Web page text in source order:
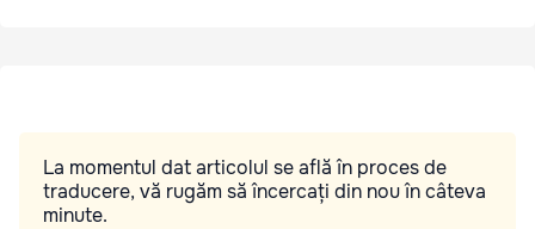
La momentul dat articolul se află în proces de
traducere, vă rugăm să încercați din nou în câteva
minute.